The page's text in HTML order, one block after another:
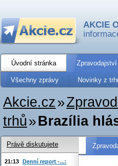
AKCIE
Úvodní stránka Zpravodajství
Všechny zprávy Novinky z
Akcie.cz»
trhů»Brazília
Právě diskutujete
21:13 Denní report -...: